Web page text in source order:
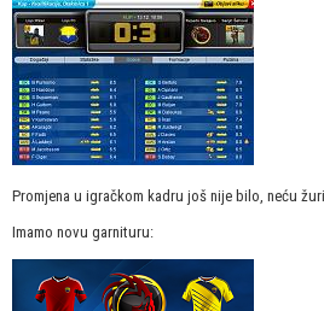
Promjena u igračkom kadru još nije bilo, neću
Imamo novu garnituru: